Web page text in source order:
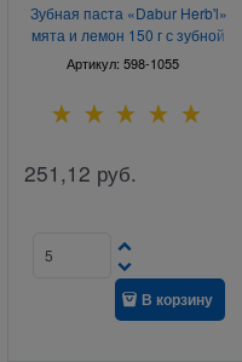
Зубная паста «Dabur Herb'l»
мята и лемон 150 г с зубной
щеткой
Артикул: 598-1055
251,12 руб.
В корзину